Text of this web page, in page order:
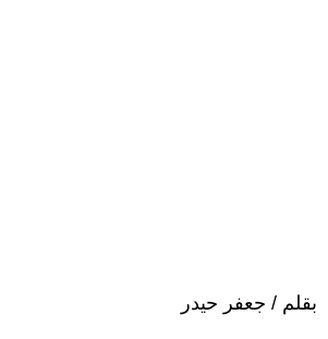
بقلم / جعفر حيدر